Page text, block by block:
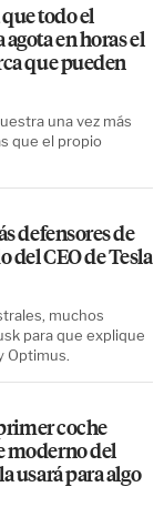
todo el
en horas el
que pueden
una vez más
que el propio
defensores de
del CEO de Tesla
muchos
para que explique
Optimus.
coche
moderno del
usará para algo